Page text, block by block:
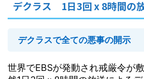
デクラス 1日3回 x 8時間の
デクラスで全ての悪事の開示
世界でEBSが発動され戒厳令が